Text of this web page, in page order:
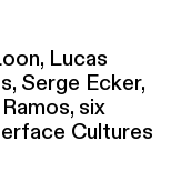
Lucas
Serge Ecker,
six
Cultures